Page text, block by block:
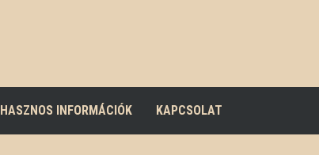
HASZNOS INFORMÁCIÓK KAPCSOLAT